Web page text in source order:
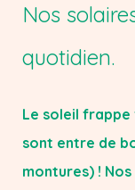
Nos
quotidien.
Le soleil frappe
sont entre de
montures) !